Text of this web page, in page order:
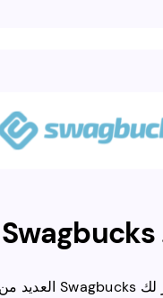
يوفر لك Swagbucks العديد من